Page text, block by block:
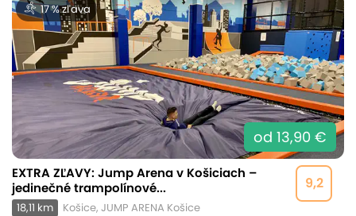
17 % zľava
od 13,90 €
9,2
EXTRA ZĽAVY: Jump Arena v Košiciach –
jedinečné trampolínové...
18,11 km Košice, JUMP ARENA Košice